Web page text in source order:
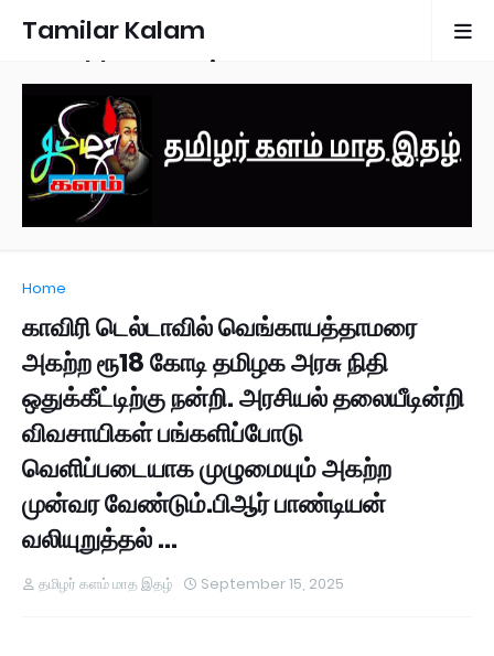
Tamilar Kalam
Monthly Magazine
Home
காவிரி டெல்டாவில் வெங்காயத்தாமரை
அகற்ற ரூ18 கோடி தமிழக அரசு நிதி
ஒதுக்கீட்டிற்கு நன்றி. அரசியல் தலையீடின்றி
விவசாயிகள் பங்களிப்போடு
வெளிப்படையாக முழுமையும் அகற்ற
முன்வர வேண்டும்.பிஆர் பாண்டியன்
வலியுறுத்தல் ...
தமிழர் களம் மாத இதழ் September 15, 2025